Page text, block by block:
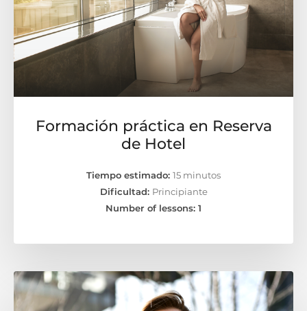
Formación práctica en Reserva
de Hotel
Tiempo estimado: 15 minutos
Dificultad: Principiante
Number of lessons: 1